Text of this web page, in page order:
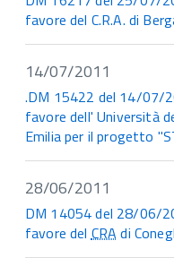
favore del C.R.A. di
14/07/2011
.DM 15422 del 14/07/
favore dell' Università
Emilia per il progetto
28/06/2011
DM 14054 del 28/06/
favore delCRA di